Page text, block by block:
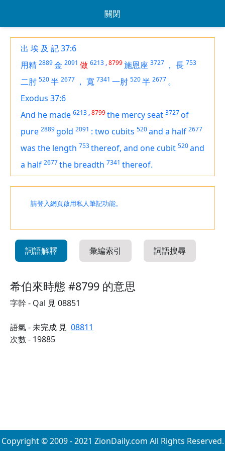
關閉
出 埃 及 記 37:6
用精 2889金 2091 做 6213 ,8799施恩座 3727 ， 長 753
二肘 520半 2677 ， 寬 7341 一肘 520半 2677 。
Exodus 37:6
And he made 6213 ,8799the mercy seat 3727of
pure 2889 gold 2091 : two cubits 520and a half 2677
was the length 753thereof, and one cubit 520and
a half 2677the breadth 7341 thereof.
請登入網頁啟用私人筆記功能。
詞語解釋 彙編索引 詞語搜尋
希伯來時態 #8799 的意思
字幹 - Qal 見 08851
語氣 - 未完成 見 08811
次數 - 19885
Copyright © 2009 - 2021 ZionDaily.com All Rights Reserved.